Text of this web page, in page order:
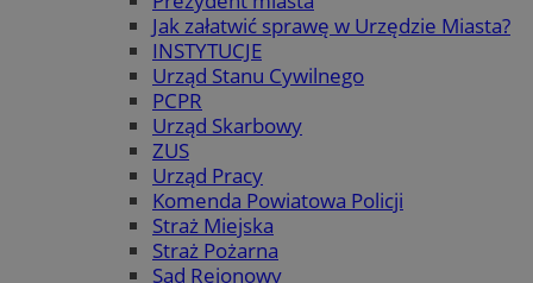
Jak załatwić sprawę w Urzędzie Miasta?
INSTYTUCJE
Urząd Stanu Cywilnego
PCPR
Urząd Skarbowy
ZUS
Urząd Pracy
Komenda Powiatowa Policji
Straż Miejska
Straż Pożarna
Sąd Rejonowy